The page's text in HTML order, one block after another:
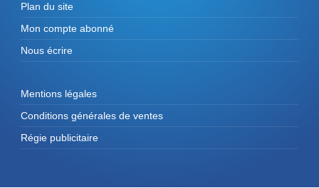
Plan du site
Mon compte abonné
Nous écrire
Mentions légales
Conditions générales de ventes
Régie publicitaire